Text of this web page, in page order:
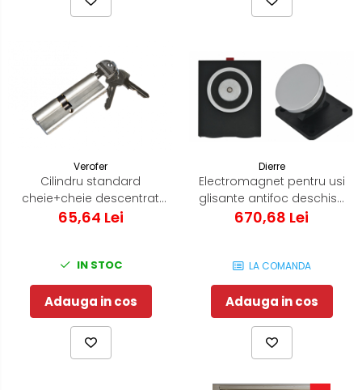
Verofer
Cilindru standard
cheie+cheie descentrat
96(35-10-51) Normal 0.2
65,64 Lei
IN STOC
Adauga in cos
Dierre
Electromagnet pentru usi
glisante antifoc deschise
fixare pe perete
670,68 Lei
LA COMANDA
Adauga in cos